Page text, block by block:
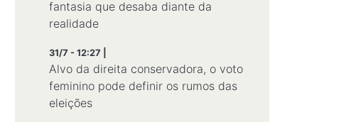
fantasia que desaba diante da
realidade
31/7 - 12:27 |
Alvo da direita conservadora, o voto
feminino pode definir os rumos das
eleições